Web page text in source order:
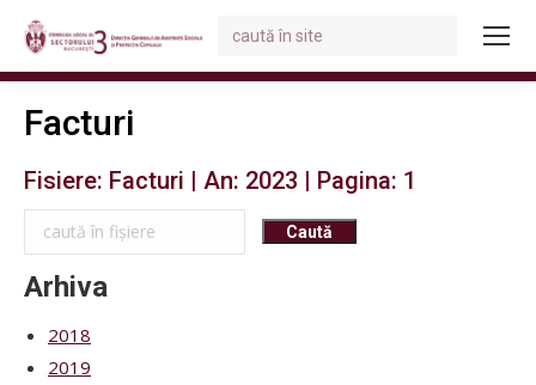
Search:
Facturi
Fisiere: Facturi | An: 2023 | Pagina: 1
Arhiva
2018
2019